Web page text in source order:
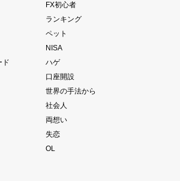
FX初心者
ランキング
ペット
NISA
ド
ハゲ
口座開設
世界の手法から
社会人
両想い
失恋
OL